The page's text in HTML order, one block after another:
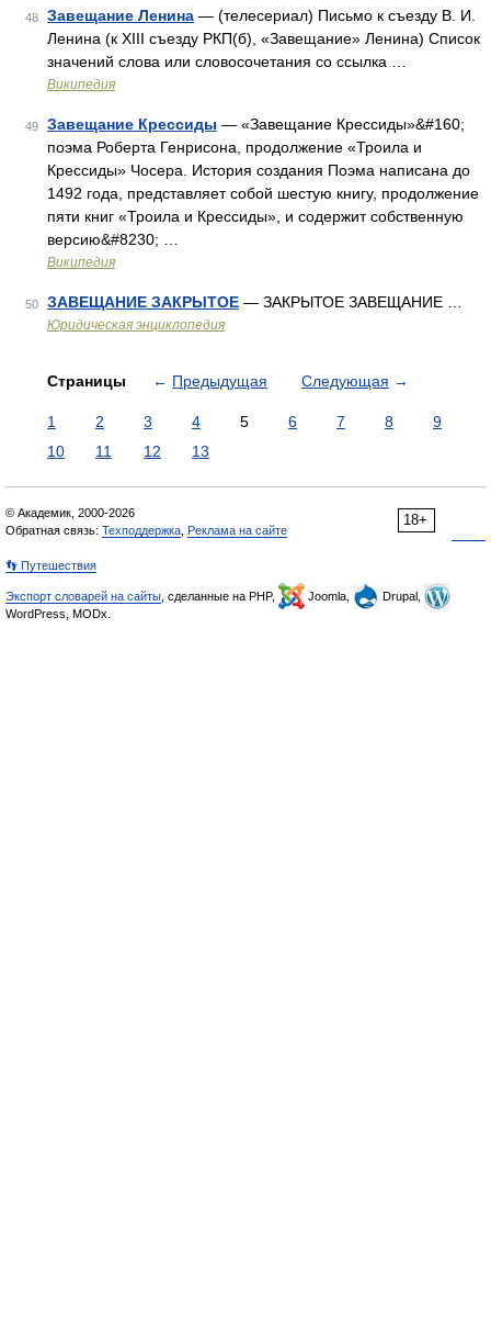
48 Завещание Ленина — (телесериал) Письмо к съезду В. И.
Ленина (к XIII съезду РКП(б), «Завещание» Ленина) Список
значений слова или словосочетания со ссылка …
Википедия
49 Завещание Крессиды — «Завещание Крессиды»&#160;
поэма Роберта Генрисона, продолжение «Троила и
Крессиды» Чосера. История создания Поэма написана до
1492 года, представляет собой шестую книгу, продолжение
пяти книг «Троила и Крессиды», и содержит собственную
версию&#8230; …
Википедия
50 ЗАВЕЩАНИЕ ЗАКРЫТОЕ — ЗАКРЫТОЕ ЗАВЕЩАНИЕ …
Юридическая энциклопедия
Страницы ← Предыдущая Следующая →
1 2 3 4 5 6 7 8
9
10
11 12 13
18+
© Академик, 2000-2026
Обратная связь: Техподдержка Реклама на сайте
👣 Путешествия
Экспорт словарей на сайты , сделанные на PHP, Joomla,
Drupal,
WordPress, MODx.